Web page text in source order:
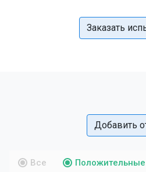
Заказать
Добавить
Все Положительные